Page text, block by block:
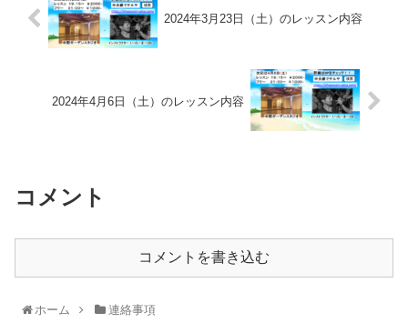
2024年3月23日（土）のレッスン内容
2024年4月6日（土）のレッスン内容
コメント
コメントを書き込む
ホーム 連絡事項